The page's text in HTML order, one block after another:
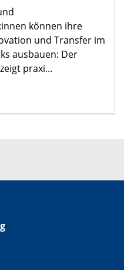
können ihre
und Transfer im
Der
praxi...